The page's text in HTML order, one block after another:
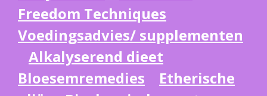
Freedom Techniques
Voedingsadvies/ supplementen
Alkalyserend dieet
Bloesemremedies
Etherische